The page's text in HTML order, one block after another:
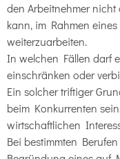
den Arbeitnehmer
kann, im Rahmen
weiterzuarbeiten.
In welchen Fällen darf
einschränken oder
Ein solcher triftiger
beim Konkurrenten
wirtschaftlichen
Bei bestimmten